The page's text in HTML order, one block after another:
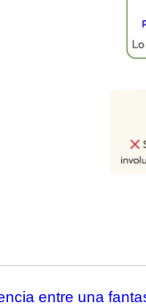
entre una